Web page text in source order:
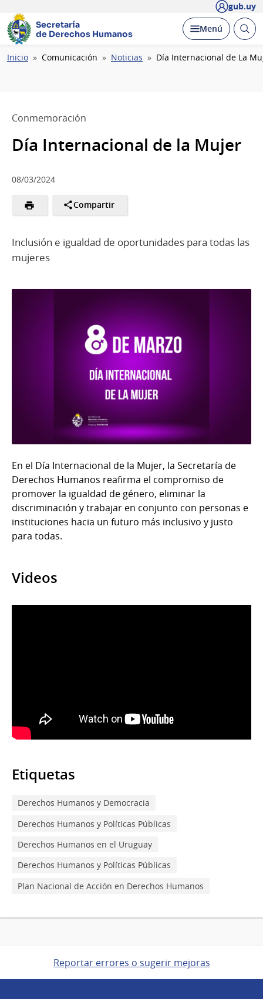
gub.uy
Secretaría
de Derechos Humanos
Desplegar
Menú Abrir
Ruta
Inicio Comunicación Noticias Día Internacional de La
Conmemoración
Día Internacional de la Mujer
08/03/2024
Compartir
Inclusión e igualdad de oportunidades para todas las
mujeres
En el Día Internacional de la Mujer, la Secretaría de
Derechos Humanos reafirma el compromiso de
promover la igualdad de género, eliminar la
discriminación y trabajar en conjunto con personas e
instituciones hacia un futuro más inclusivo y justo
para todas.
Videos
Etiquetas
Derechos Humanos y Democracia
Derechos Humanos y Políticas Públicas
Derechos Humanos en el Uruguay
Derechos Humanos y Políticas Públicas
Plan Nacional de Acción en Derechos Humanos
Reportar errores o sugerir mejoras